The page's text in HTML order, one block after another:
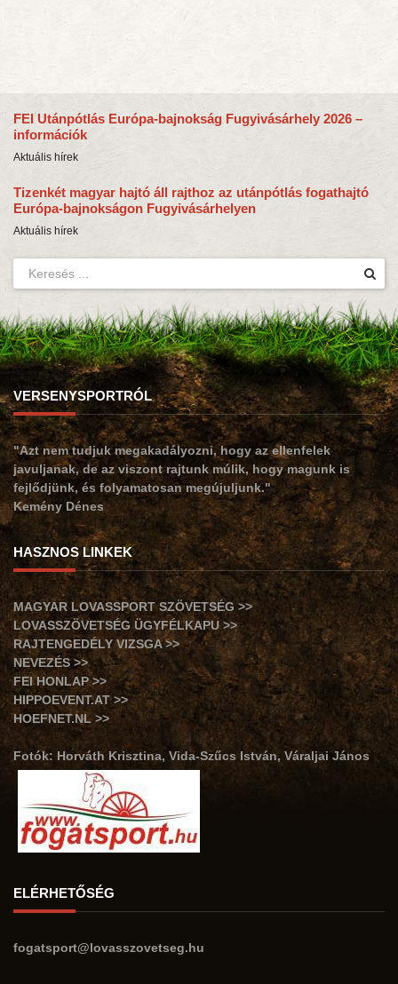
FEI Utánpótlás Európa-bajnokság Fugyivásárhely 2026 –
információk
Aktuális hírek
Tizenkét magyar hajtó áll rajthoz az utánpótlás fogathajtó
Európa-bajnokságon Fugyivásárhelyen
Aktuális hírek
VERSENYSPORTRÓL
"Azt nem tudjuk megakadályozni, hogy az ellenfelek
javuljanak, de az viszont rajtunk múlik, hogy magunk is
fejlődjünk, és folyamatosan megújuljunk."
Kemény Dénes
HASZNOS LINKEK
MAGYAR LOVASSPORT SZÖVETSÉG >>
LOVASSZÖVETSÉG ÜGYFÉLKAPU >>
RAJTENGEDÉLY VIZSGA >>
NEVEZÉS >>
FEI HONLAP >>
HIPPOEVENT.AT >>
HOEFNET.NL >>
Fotók: Horváth Krisztina, Vida-Szűcs István, Váraljai János
ELÉRHETŐSÉG
fogatsport@lovasszovetseg.hu